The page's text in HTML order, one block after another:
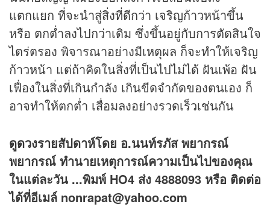
แตกแยก ที่จะนำสู่สิ่งที่ดีกว่า เจริญก้าวหน้าขึ้น
หรือ ตกต่ำลงไปกว่าเดิม ซึ่งขึ้นอยู่กับการตัดสินใจ
ไตร่ตรอง พิจารณาอย่างมีเหตุผล ก็จะทำให้เจริญ
ก้าวหน้า แต่ถ้าคิดในสิ่งที่เป็นไปไม่ได้ ฝันเพ้อ ฝัน
เฟื่องในสิ่งที่เกินกำลัง เกินขีดจำกัดของตนเอง ก็
อาจทำให้ตกต่ำ เสื่อมลงอย่างรวดเร็วเช่นกัน
ดูดวงรายสัปดาห์โดย อ.นนท์รภัส พยากรณ์
พยากรณ์ ทำนายเหตุการณ์ความเป็นไปของคุณ
ในแต่ละวัน ...พิมพ์ HO4 ส่ง 4888093 หรือ ติดต่อ
ได้ที่อีเมล์ nonrapat@yahoo.com